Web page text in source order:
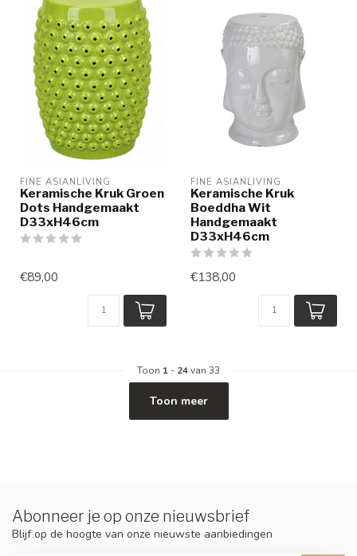
FINE ASIANLIVING
Keramische Kruk Groen
Dots Handgemaakt
D33xH46cm
€89,00
FINE ASIANLIVING
Keramische Kruk
Boeddha Wit
Handgemaakt
D33xH46cm
€138,00
Toon 1 - 24van 33
Toon meer
Abonneer je op onze nieuwsbrief
Blijf op de hoogte van onze nieuwste aanbiedingen